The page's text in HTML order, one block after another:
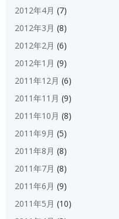
2012年4月 (7)
2012年3月 (8)
2012年2月 (6)
2012年1月 (9)
2011年12月 (6)
2011年11月 (9)
2011年10月 (8)
2011年9月 (5)
2011年8月 (8)
2011年7月 (8)
2011年6月 (9)
2011年5月 (10)